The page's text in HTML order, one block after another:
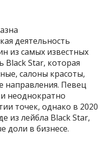
деятельность
из самых известных
Black Star, которая
салоны красоты,
направления. Певец
неоднократно
точек, однако в 2020
из лейбла Black Star,
доли в бизнесе.